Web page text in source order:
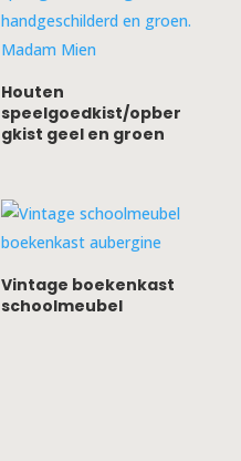
Houten
speelgoedkist/opber
gkist geel en groen
Vintage boekenkast
schoolmeubel